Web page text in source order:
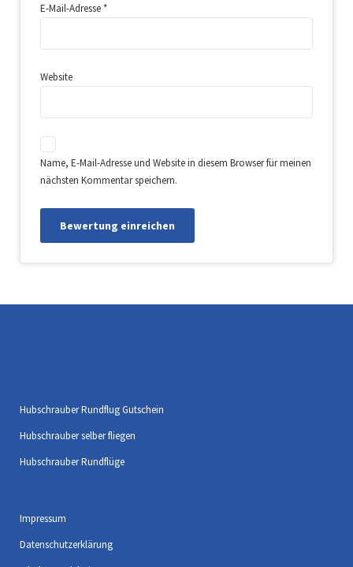
E-Mail-Adresse *
Website
Name, E-Mail-Adresse und Website in diesem Browser für meinen
nächsten Kommentar speichern.
Hubschrauber Rundflug Gutschein
Hubschrauber selber fliegen
Hubschrauber Rundflüge
Impressum
Datenschutzerklärung